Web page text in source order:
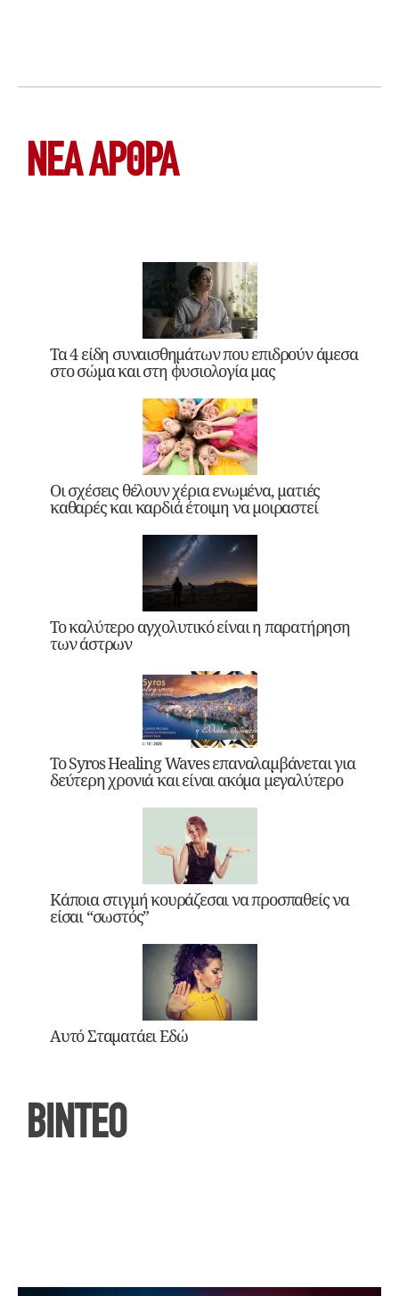
ΝΕΑ ΆΡΘΡΑ
Τα 4 είδη συναισθημάτων που επιδρούν άμεσα
στο σώμα και στη φυσιολογία μας
Οι σχέσεις θέλουν χέρια ενωμένα, ματιές
καθαρές και καρδιά έτοιμη να μοιραστεί
Το καλύτερο αγχολυτικό είναι η παρατήρηση
των άστρων
Το Syros Healing Waves επαναλαμβάνεται για
δεύτερη χρονιά και είναι ακόμα μεγαλύτερο
Κάποια στιγμή κουράζεσαι να προσπαθείς να
είσαι “σωστός”
Αυτό Σταματάει Εδώ
ΒΙΝΤΕΟ